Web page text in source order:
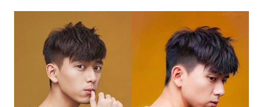
Kiểu tóc nam ngắn đẹp vừa sang trọng vừa cá tính!
Giải pháp tuyệt vời cho khuôn mặt dài với kiểu tóc nam
ngắn gọn!